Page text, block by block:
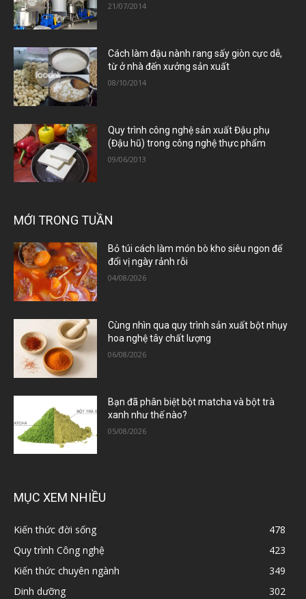
21/07/2014
Cách làm đậu nành rang sấy giòn cực dễ,
từ ở nhà đến xưởng sản xuất
08/10/2014
Quy trình công nghệ sản xuất Đậu phụ
(Đậu hũ) trong công nghệ thực phẩm
09/06/2013
MỚI TRONG TUẦN
Bỏ túi cách làm món bò kho siêu ngon để
đổi vị ngày rảnh rỗi
04/08/2026
Cùng nhìn qua quy trình sản xuất bột nhụy
hoa nghệ tây chất lượng
06/08/2026
Bạn đã phân biệt bột matcha và bột trà
xanh như thế nào?
05/08/2026
MỤC XEM NHIỀU
Kiến thức đời sống
478
Quy trình Công nghệ
423
Kiến thức chuyên ngành
349
Dinh dưỡng
302